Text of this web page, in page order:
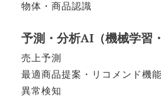
物体・商品認識
予測・分析AI（機械学習
売上予測
最適商品提案・リコメンド機能
異常検知